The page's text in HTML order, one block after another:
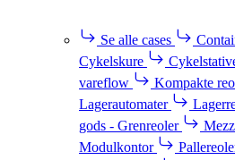
Se alle cases
Cykelskure
vareflow
Kompakte
Lagerautomater
gods - Grenreoler
Modulkontor